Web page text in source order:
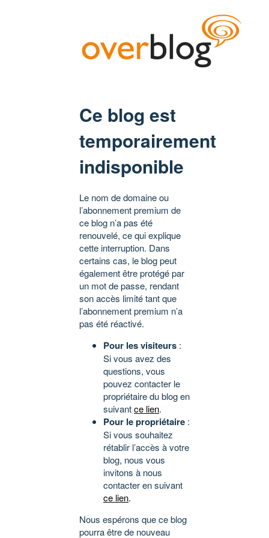
Ce blog est
temporairement
indisponible
Le nom de domaine ou
l’abonnement premium de
ce blog n’a pas été
renouvelé, ce qui explique
cette interruption. Dans
certains cas, le blog peut
également être protégé par
un mot de passe, rendant
son accès limité tant que
l’abonnement premium n’a
pas été réactivé.
Pour les visiteurs :
Si vous avez des
questions, vous
pouvez contacter le
propriétaire du blog en
suivantce lien.
Pour le propriétaire :
Si vous souhaitez
rétablir l’accès à votre
blog, nous vous
invitons à nous
contacter en suivant
ce lien.
Nous espérons que ce blog
pourra être de nouveau